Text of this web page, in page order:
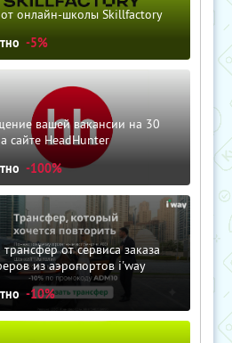
онлайн-школы Skillfactory
-5%
вашей вакансии на 30
сайте HeadHunter
-100%
от сервиса заказа
из аэропортов i'way
-10%